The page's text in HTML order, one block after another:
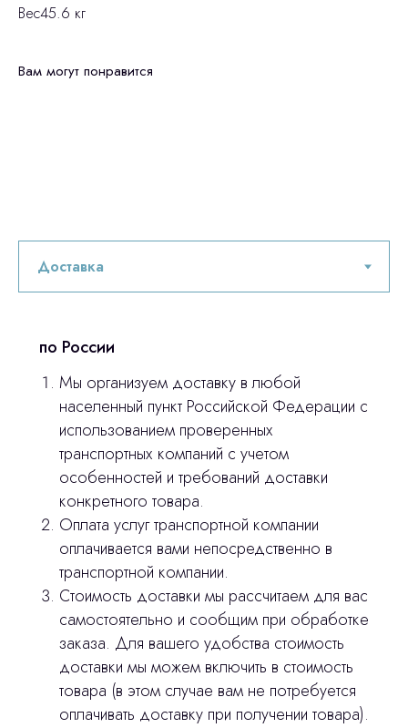
Вес45.6 кг
Вам могут понравится
по России
Мы организуем доставку в любой
населенный пункт Российской Федерации с
использованием проверенных
транспортных компаний с учетом
особенностей и требований доставки
конкретного товара.
Оплата услуг транспортной компании
оплачивается вами непосредственно в
транспортной компании.
Стоимость доставки мы рассчитаем для вас
самостоятельно и сообщим при обработке
заказа. Для вашего удобства стоимость
доставки мы можем включить в стоимость
товара (в этом случае вам не потребуется
оплачивать доставку при получении товара).
Остались вопросы
оставьте контакты, мы свяжемся и
ответим на все вопросы
© 2024 ЛС Дентал Групп
Главная
Продукция
3D печать
Оплата и доставка
Контакты